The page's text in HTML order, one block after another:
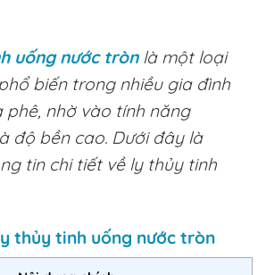
uống nước trònlà một loại
biến trong nhiều gia đình
phê, nhờ vào tính năng
độ bền cao. Dưới đây là
tin chi tiết về ly thủy tinh
thủy tinh uống nước tròn